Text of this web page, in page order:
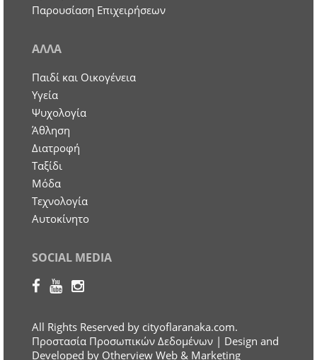
Παρουσίαση Επιχειρήσεων
ΑΛΛΑ
Παιδί και Οικογένεια
Υγεία
Ψυχολογία
Άθληση
Διατροφή
Ταξίδι
Μόδα
Τεχνολογία
Αυτοκίνητο
SOCIAL MEDIA
All Rights Reserved by cityoflaranaka.com.
Προστασία Προσωπικών Δεδομένων | Design and
Developed by Otherview Web & Marketing